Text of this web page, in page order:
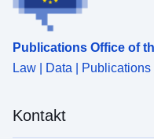
Publications Office of
Law | Data | Publications
Kontakt